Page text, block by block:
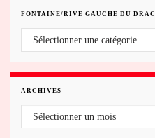
FONTAINE/RIVE GAUCHE DU DRAC
ARCHIVES